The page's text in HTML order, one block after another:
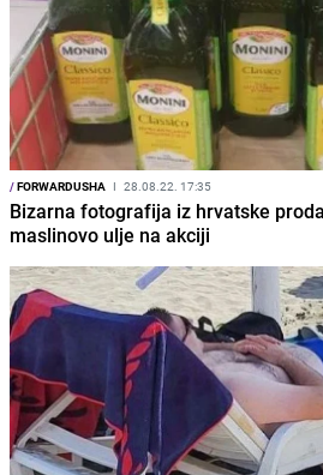
/FORWARDUSHA I 28.08.22. 17:35
Bizarna fotografija iz hrvatske
maslinovo ulje na akciji